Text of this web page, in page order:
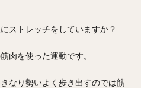
ストレッチをしていますか？
肉を使った運動です。
なり勢いよく歩き出すのでは筋